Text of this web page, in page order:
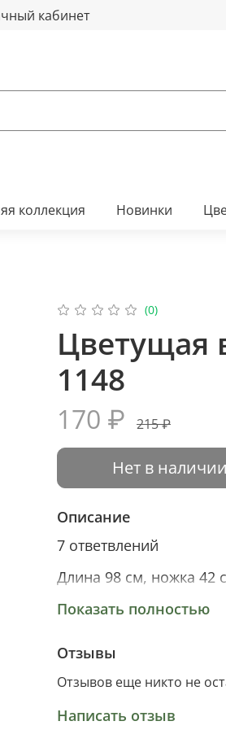
кабинет
коллекция Новинки
(0)
Цветущая
1148
170 ₽ 215 ₽
Нет в наличии
Описание
7 ответвлений
Длина 98 см, ножка 42
Материал цветка ткань
Показать полностью
Отзывы
Отзывов еще никто не
Написать отзыв